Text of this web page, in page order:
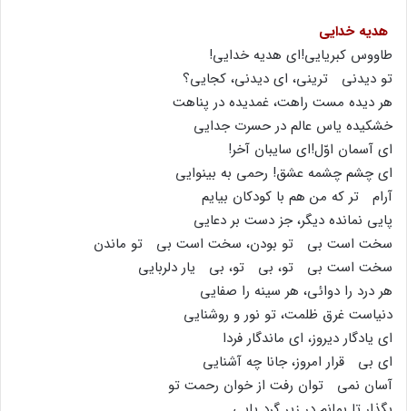
هدیه خدایى
طاووس کبریایى!اى هدیه خدایى!
تو دیدنى ترینى، اى دیدنى، کجایى؟
هر دیده مست راهت، غمدیده در پناهت
خشکیده یاس عالم در حسرت جدایى
اى آسمان اوّل!اى سایبان آخر!
اى چشم چشمه عشق! رحمى به بینوایى
آرام تر که من هم با کودکان بیایم
پایى نمانده دیگر، جز دست بر دعایى
سخت است بى تو بودن، سخت است بى تو ماندن
سخت است بى تو، بى تو، بى یار دلربایى
هر درد را دوائى، هر سینه را صفایى
دنیاست غرق ظلمت، تو نور و روشنایى
اى یادگار دیروز، اى ماندگار فردا
اى بى قرار امروز، جانا چه آشنایى
آسان نمى توان رفت از خوان رحمت تو